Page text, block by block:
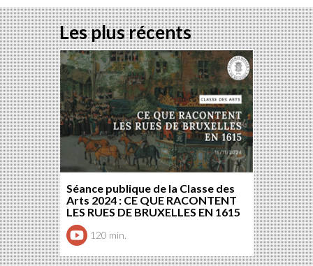
Les plus récents
Séance publique de la Classe des
Arts 2024 : CE QUE RACONTENT
LES RUES DE BRUXELLES EN 1615
120 min.